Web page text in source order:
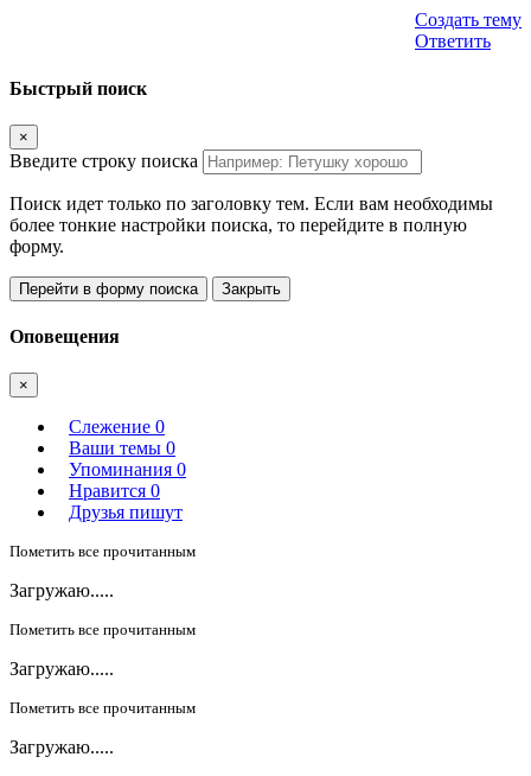
Создать тему
Ответить
Быстрый поиск
×
Введите строку поиска
Поиск идет только по заголовку тем. Если вам необходимы
более тонкие настройки поиска, то перейдите в полную
форму.
Перейти в форму поиска Закрыть
Оповещения
×
Слежение 0
Ваши темы 0
Упоминания 0
Нравится 0
Друзья пишут
Пометить все прочитанным
Загружаю.....
Пометить все прочитанным
Загружаю.....
Пометить все прочитанным
Загружаю.....